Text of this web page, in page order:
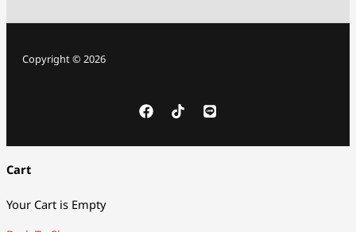
Copyright © 2026
Cart
Your Cart is Empty